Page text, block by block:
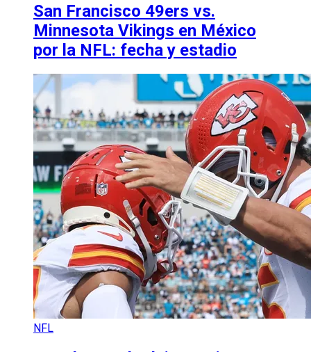
San Francisco 49ers vs.
Minnesota Vikings en México
por la NFL: fecha y estadio
NFL